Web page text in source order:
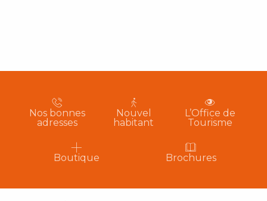
Nos bonnes
adresses
Nouvel
habitant
L’Office de
Tourisme
Boutique Brochures